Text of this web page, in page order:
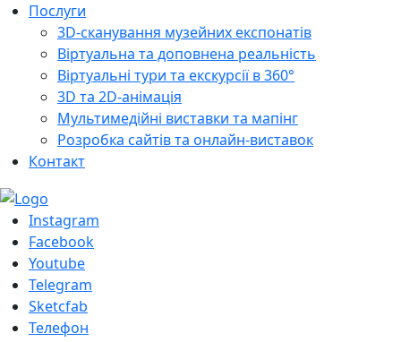
Послуги
3D-cканування музейних експонатів
Віртуальна та доповнена реальність
Віртуальні тури та екскурсії в 360°
3D та 2D-анімація
Мультимедійні виставки та мапінг
Розробка сайтів та онлайн-виставок
Контакт
Instagram
Facebook
Youtube
Telegram
Sketcfab
Телефон